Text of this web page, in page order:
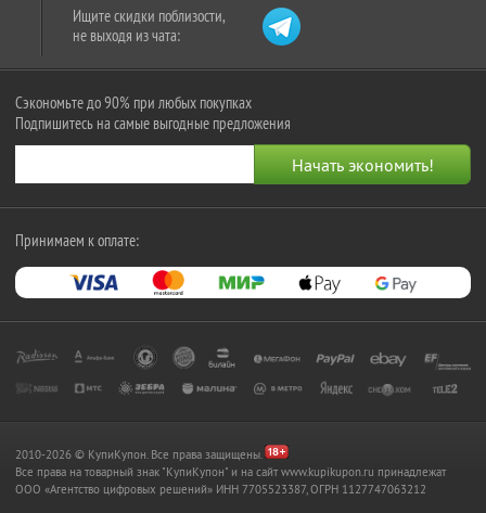
Ищите скидки поблизости,
не выходя из чата:
Сэкономьте до 90% при любых покупках
Подпишитесь на самые выгодные предложения
Принимаем к оплате:
2010-2026 © КупиКупон. Все права защищены.
Все права на товарный знак "КупиКупон" и на сайт www.kupikupon.ru принадлежат
OOO «Агентство цифровых решений» ИНН 7705523387, ОГРН 1127747063212